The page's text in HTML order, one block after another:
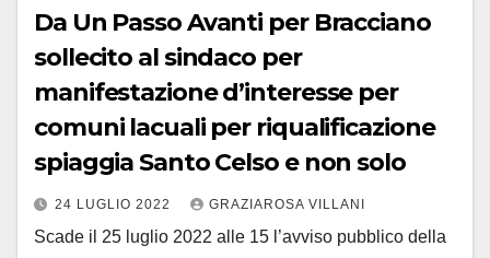
Da Un Passo Avanti per Bracciano
sollecito al sindaco per
manifestazione d’interesse per
comuni lacuali per riqualificazione
spiaggia Santo Celso e non solo
24 LUGLIO 2022 GRAZIAROSA VILLANI
Scade il 25 luglio 2022 alle 15 l’avviso pubblico della